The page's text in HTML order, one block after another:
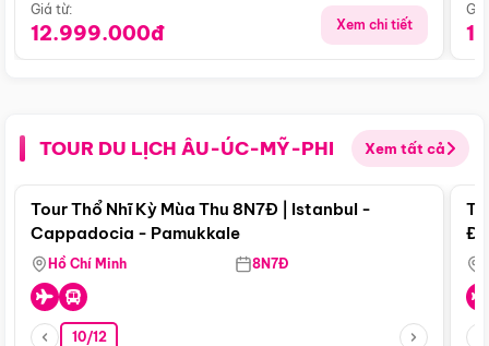
Giá từ:
12.999.000đ Xem chi tiết
TOUR DU LỊCH ÂU-ÚC-MỸ-PHI Xem tất cả
Điểm nổi bật
Tour Thổ Nhĩ Kỳ Mùa Thu 8N7Đ | Istanbul -
Cappadocia - Pamukkale
Hồ Chí Minh 8N7Đ
10/12